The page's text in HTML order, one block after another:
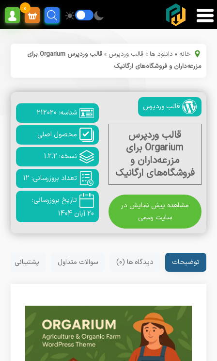
0
خانه » دانلود ها »قالب وردپرس »
قالب وردپرس Orgarium برای
مزرعه‌داران و فروشگاه‌های ارگانیک
قالب وردپرس
قالب وردپرس
Orgarium برای
مزرعه‌داران و
فروشگاه‌های ارگانیک
مشاهده پیش نمایش در
سایت رسمی
شناسه: 212020
محصول اصلی
نسخه: 1.2.2
تعداد بروزرسانی: 12
تاریخ بروزرسانی:
20 آبان 1404
توضیحات دیدگاه ها (0) سوالات متداول پشتیبانی